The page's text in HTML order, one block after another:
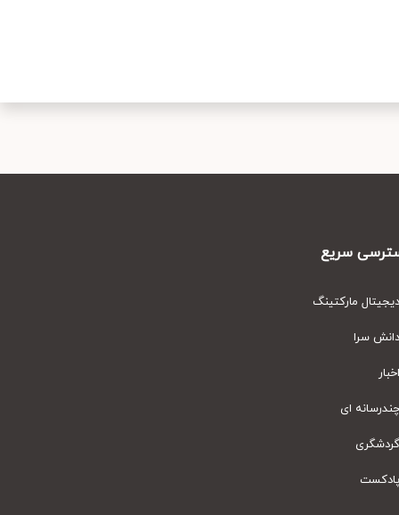
سریع
مارکتینگ
سرا
ای